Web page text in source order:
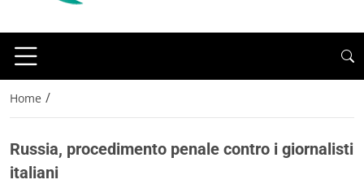
Home /
Russia, procedimento penale contro i giornalisti
italiani